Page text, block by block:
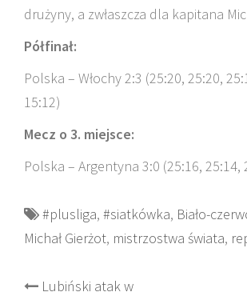
drużyny, a zwłaszcza dla kapitana
Półfinał:
Polska – Włochy 2:3 (25:20, 25:20,
15:12)
Mecz o 3. miejsce:
Polska – Argentyna 3:0 (25:16, 25:14,
#plusliga, #siatkówka, Biało-
Michał Gierżot, mistrzostwa świata,
Lubiński atak w